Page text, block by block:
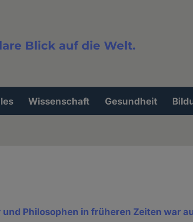
Blick auf die Welt.
Wissenschaft Gesundheit
und Philosophen in früheren Zeiten war